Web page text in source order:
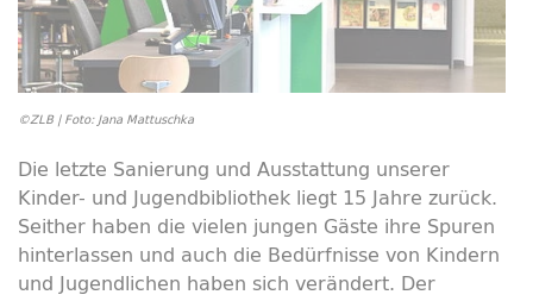
©ZLB | Foto: Jana Mattuschka
Die letzte Sanierung und Ausstattung unserer
Kinder- und Jugendbibliothek liegt 15 Jahre zurück.
Seither haben die vielen jungen Gäste ihre Spuren
hinterlassen und auch die Bedürfnisse von Kindern
und Jugendlichen haben sich verändert. Der